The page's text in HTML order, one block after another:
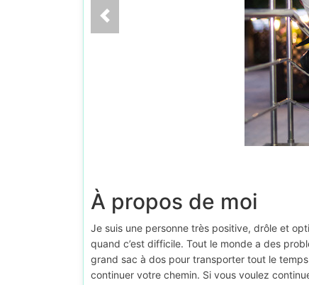
À propos de moi
Je suis une personne très positive, drôle et
quand c’est difficile. Tout le monde a des
grand sac à dos pour transporter tout le
continuer votre chemin. Si vous voulez